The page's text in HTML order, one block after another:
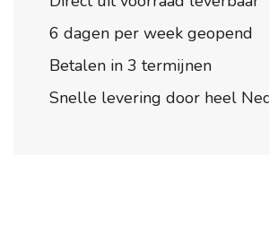
6 dagen per week geopend
Betalen in 3 termijnen
Snelle levering door heel